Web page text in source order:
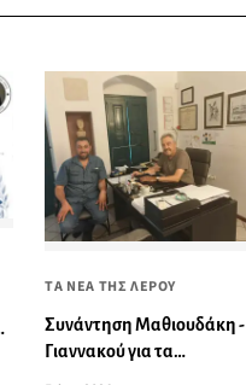
ΤΑ ΝΕΑ ΤΗΣ ΛΕΡΟΥ
Συνάντηση Μαθιουδάκη -
Γιαννακού για τα